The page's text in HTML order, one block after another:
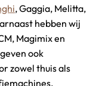
, Gaggia, Melitta,
hebben wij
Magimix en
ook
zowel thuis als